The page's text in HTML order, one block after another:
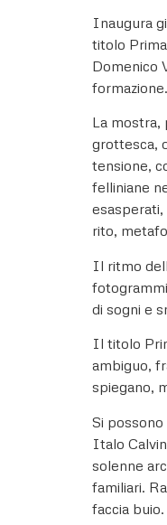
Inaugura
titolo
Domenico
formazione.
La mostra,
grottesca,
tensione,
felliniane
rito,
Il ritmo
di sogni e
Il titolo
ambiguo,
spiegano,
Si
Italo
solenne
familiari.
faccia buio.